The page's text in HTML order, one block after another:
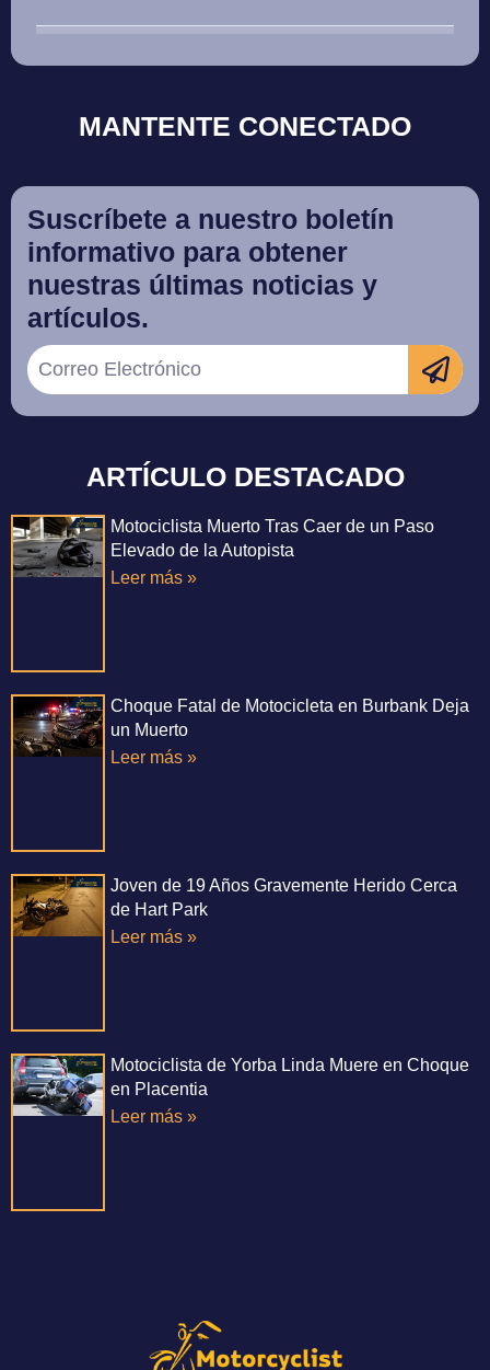
MANTENTE CONECTADO
Suscríbete a nuestro boletín
informativo para obtener
nuestras últimas noticias y
artículos.
ARTÍCULO DESTACADO
Motociclista Muerto Tras Caer de un Paso
Elevado de la Autopista
Leer más »
Choque Fatal de Motocicleta en Burbank Deja
un Muerto
Leer más »
Joven de 19 Años Gravemente Herido Cerca
de Hart Park
Leer más »
Motociclista de Yorba Linda Muere en Choque
en Placentia
Leer más »